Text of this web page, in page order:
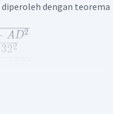
dengan teorema
AD2
322
sebangun. Maka sesuai